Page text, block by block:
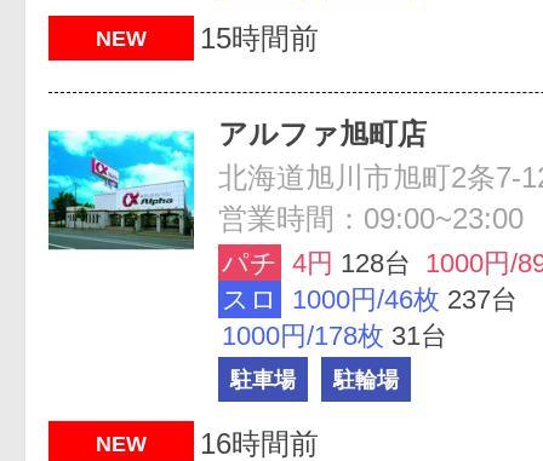
NEW 15時間前
アルファ旭町店
北海道旭川市旭町2条7-
営業時間：09:00~23:00
パチ 4円 128台 1000円/
スロ
1000円/46枚 237台
1000円/178枚 31台
駐車場 駐輪場
NEW 16時間前